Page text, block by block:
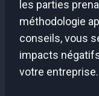
les parties
méthodologie
conseils, vous
impacts
votre entreprise.